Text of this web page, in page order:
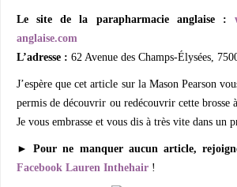
Le site de la parapharmacie anglaise :
anglaise.com
L’adresse : 62 Avenue des Champs-Élysées,
J’espère que cet article sur la Mason Pearson
permis de découvrir ou redécouvrir cette brosse
Je vous embrasse et vous dis à très vite dans un
► Pour ne manquer aucun article,
Facebook Lauren Inthehair !